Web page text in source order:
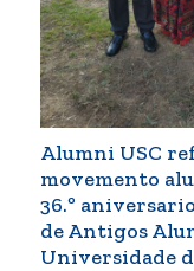
Alumni USC
movemento
36.º
de Antigos
Universidade